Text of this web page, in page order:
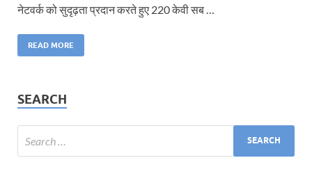
नेटवर्क को सुदृढ़ता प्रदान करते हुए 220 केवी सब …
READ MORE
SEARCH